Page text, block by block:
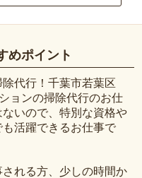
めポイント
代行！千葉市若葉区
ョンの掃除代行のお仕
いので、特別な資格や
活躍できるお仕事で
れる方、少しの時間か